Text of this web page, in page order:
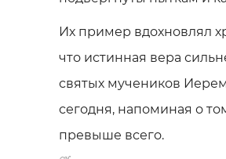
Их пример вдохновлял
что истинная вера
святых мучеников
сегодня, напоминая о
превыше всего.